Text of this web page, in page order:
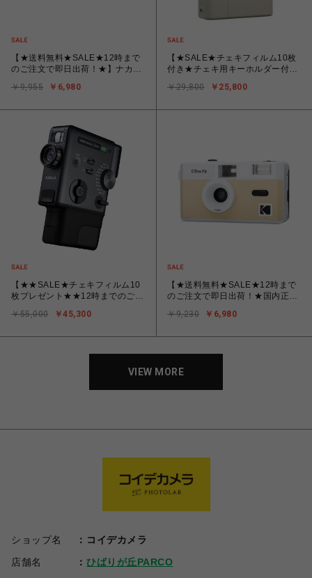
【★送料無料★SALE★12時まで
のご注文で即日出荷！★】ナカバ
フカメラ ダークグレー （36枚
￥6,980
￥9,955
【★SALE★チェキフィルム10枚
付き★チェキ用キーホルダー付き
富士フイルム FUJIFILM ハイブリ
￥25,800
￥29,800
【★★SALE★チェキフィルム10
枚プレゼント★★12時までのご注
ム フジフイルム インスタントカ
￥45,300
￥55,000
【★送料無料★SALE★12時まで
のご注文で即日出荷！★国内正規
ULTRA F9 ライトベージュ
￥6,980
￥9,230
VIEW MORE
ショップ名
コイデカメラ
店舗名
ひばりが丘PARCO